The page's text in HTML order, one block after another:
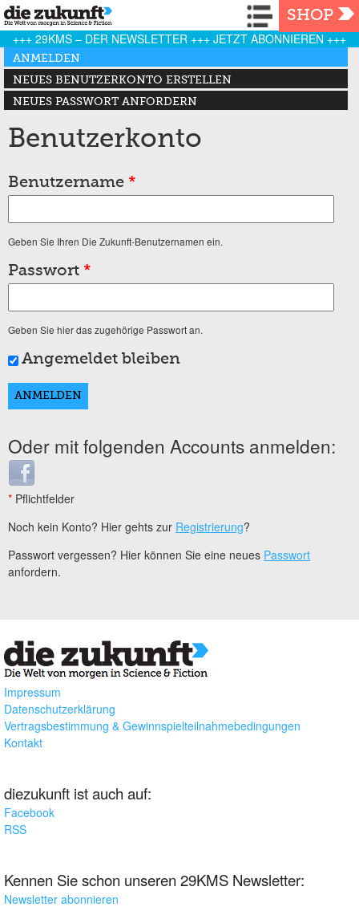
Navigation
SHOP
+++ 29KMS – DER NEWSLETTER +++ JETZT ABONNIEREN +++
Haupt-Reiter
ANMELDEN
(AKTIVER REITER)
NEUES BENUTZERKONTO ERSTELLEN
NEUES PASSWORT ANFORDERN
Benutzerkonto
Benutzername *
Geben Sie Ihren Die Zukunft-Benutzernamen ein.
Passwort *
Geben Sie hier das zugehörige Passwort an.
Angemeldet bleiben
Oder mit folgenden Accounts anmelden:
Login with Facebook
* Pflichtfelder
Noch kein Konto? Hier gehts zur Registrierung?
Passwort vergessen? Hier können Sie eine neues Passwort
anfordern.
Impressum
Datenschutzerklärung
Vertragsbestimmung & Gewinnspielteilnahmebedingungen
Kontakt
diezukunft ist auch auf:
Facebook
RSS
Kennen Sie schon unseren 29KMS Newsletter:
Newsletter abonnieren